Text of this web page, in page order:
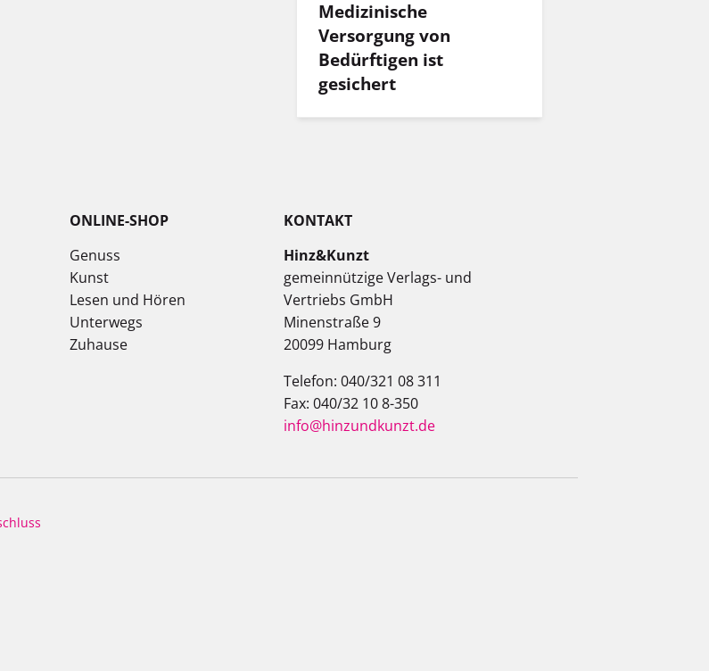
Medizinische
Versorgung von
Bedürftigen ist
gesichert
ONLINE-SHOP
Genuss
Kunst
Lesen und Hören
Unterwegs
Zuhause
KONTAKT
Hinz&Kunzt
gemeinnützige Verlags- und
Vertriebs GmbH
Minenstraße 9
20099 Hamburg
Telefon: 040/321 08 311
Fax: 040/32 10 8-350
info@hinzundkunzt.de